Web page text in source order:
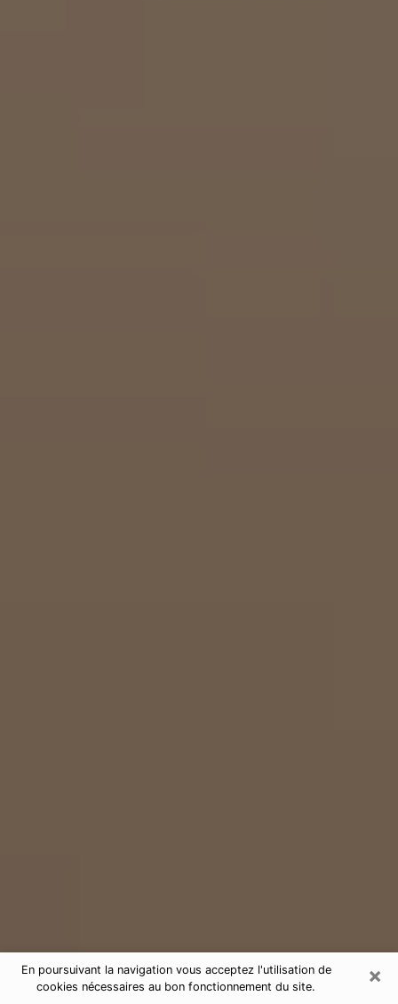
×
En poursuivant la navigation vous acceptez l'utilisation de
cookies nécessaires au bon fonctionnement du site.